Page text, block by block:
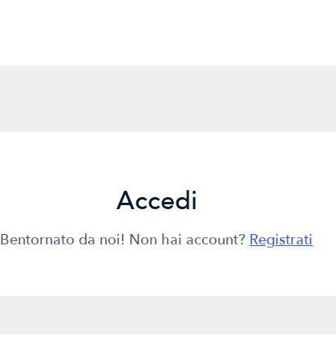
Accedi
Bentornato da noi! Non hai account? Registrati